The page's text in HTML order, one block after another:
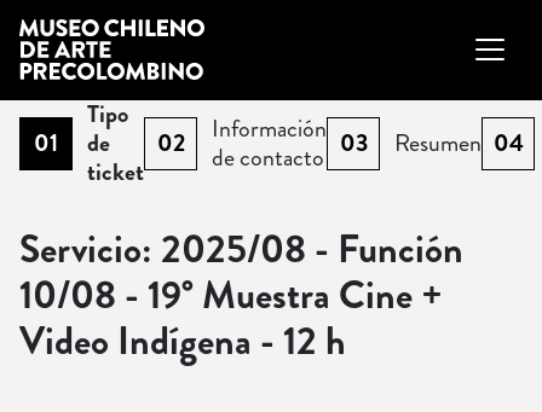
Actual)
01
Tipo
de
ticket Pendiente)
02
Información
de contacto Pendiente)
03 Resumen 04
Servicio: 2025/08 - Función
10/08 - 19° Muestra Cine +
Video Indígena - 12 h